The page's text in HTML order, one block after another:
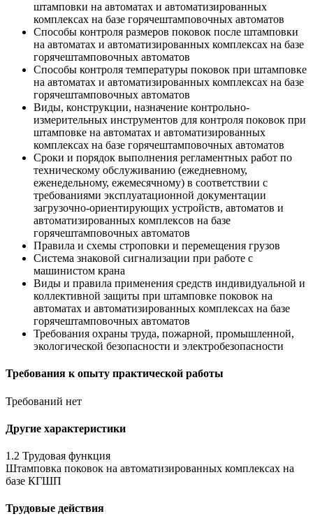
штамповки на автоматах и автоматизированных
комплексах на базе горячештамповочных автоматов
Способы контроля размеров поковок после штамповки
на автоматах и автоматизированных комплексах на базе
горячештамповочных автоматов
Способы контроля температуры поковок при штамповке
на автоматах и автоматизированных комплексах на базе
горячештамповочных автоматов
Виды, конструкции, назначение контрольно-
измерительных инструментов для контроля поковок при
штамповке на автоматах и автоматизированных
комплексах на базе горячештамповочных автоматов
Сроки и порядок выполнения регламентных работ по
техническому обслуживанию (ежедневному,
еженедельному, ежемесячному) в соответствии с
требованиями эксплуатационной документации
загрузочно-ориентирующих устройств, автоматов и
автоматизированных комплексов на базе
горячештамповочных автоматов
Правила и схемы строповки и перемещения грузов
Система знаковой сигнализации при работе с
машинистом крана
Виды и правила применения средств индивидуальной и
коллективной защиты при штамповке поковок на
автоматах и автоматизированных комплексах на базе
горячештамповочных автоматов
Требования охраны труда, пожарной, промышленной,
экологической безопасности и электробезопасности
Требования к опыту практической работы
Требований нет
Другие характеристики
1.2 Трудовая функция
Штамповка поковок на автоматизированных комплексах на
базе КГШП
Трудовые действия